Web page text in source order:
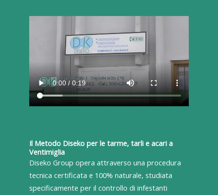
Il Metodo Diseko per le tarme, tarli e acari a
Ventimiglia
Diseko Group opera attraverso una procedura
tecnica certificata e 100% naturale, studiata
specificamente per il controllo di infestanti